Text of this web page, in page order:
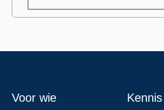
Footer
Voor wie Kennis